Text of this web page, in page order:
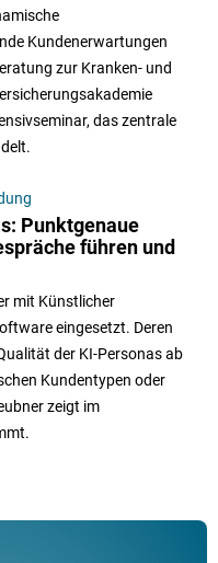
Kundenerwartungen
zur Kranken- und
das zentrale
Punktgenaue
führen und
mit Künstlicher
eingesetzt. Deren
der KI-Personas ab
Kundentypen oder
zeigt im